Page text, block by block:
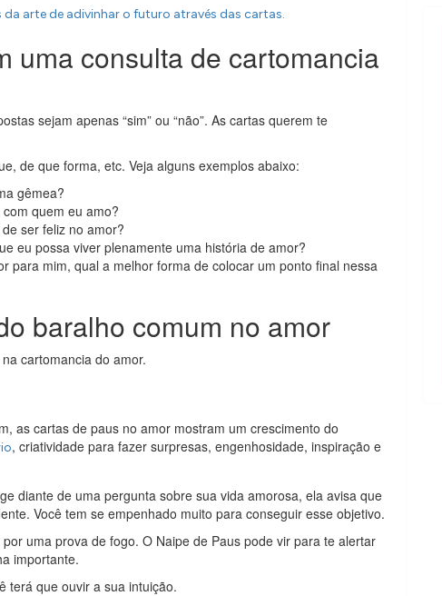
arte de adivinhar o futuro através das cartas.
uma consulta de cartomancia
sejam apenas “sim” ou “não”. As cartas querem te
de que forma, etc. Veja alguns exemplos abaixo:
gêmea?
quem eu amo?
ser feliz no amor?
eu possa viver plenamente uma história de amor?
para mim, qual a melhor forma de colocar um ponto final nessa
baralho comum no amor
cartomancia do amor.
as cartas de paus no amor mostram um crescimento do
, criatividade para fazer surpresas, engenhosidade, inspiração e
diante de uma pergunta sobre sua vida amorosa, ela avisa que
Você tem se empenhado muito para conseguir esse objetivo.
uma prova de fogo. O Naipe de Paus pode vir para te alertar
importante.
terá que ouvir a sua intuição.